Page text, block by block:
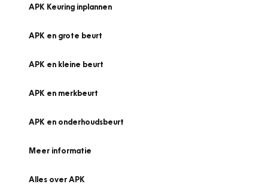
APK Keuring inplannen
APK en grote beurt
APK en kleine beurt
APK en merkbeurt
APK en onderhoudsbeurt
Meer informatie
Alles over APK